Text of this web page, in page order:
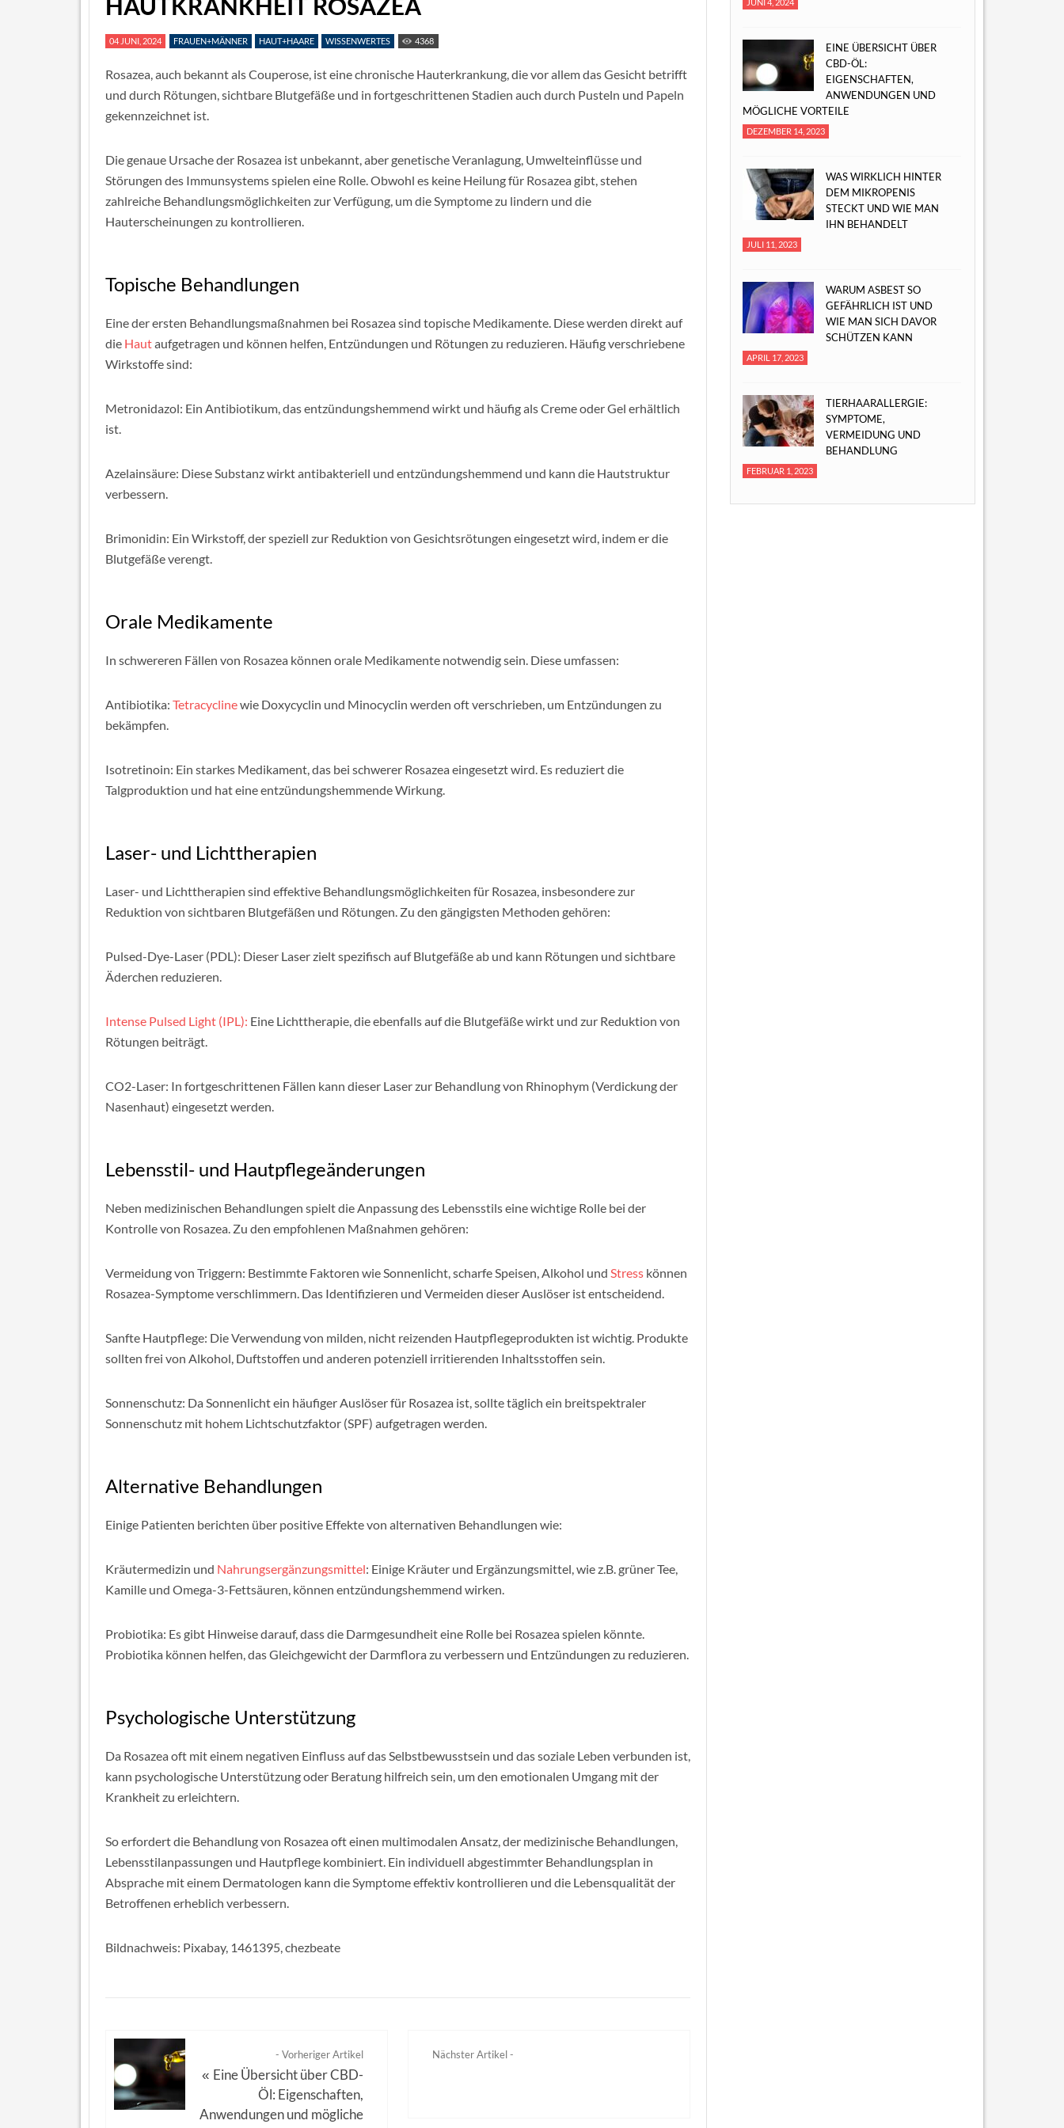
04 JUNI, 2024 FRAUEN+MÄNNER HAUT+HAARE WISSENWERTES 4368
Rosazea, auch bekannt als Couperose, ist eine chronische Hauterkrankung, die vor allem das Gesicht betrifft
und durch Rötungen, sichtbare Blutgefäße und in fortgeschrittenen Stadien auch durch Pusteln und Papeln
gekennzeichnet ist.
Die genaue Ursache der Rosazea ist unbekannt, aber genetische Veranlagung, Umwelteinflüsse und
Störungen des Immunsystems spielen eine Rolle. Obwohl es keine Heilung für Rosazea gibt, stehen
zahlreiche Behandlungsmöglichkeiten zur Verfügung, um die Symptome zu lindern und die
Hauterscheinungen zu kontrollieren.
Topische Behandlungen
Eine der ersten Behandlungsmaßnahmen bei Rosazea sind topische Medikamente. Diese werden direkt auf
die Hautaufgetragen und können helfen, Entzündungen und Rötungen zu reduzieren. Häufig verschriebene
Wirkstoffe sind:
Metronidazol: Ein Antibiotikum, das entzündungshemmend wirkt und häufig als Creme oder Gel erhältlich
ist.
Azelainsäure: Diese Substanz wirkt antibakteriell und entzündungshemmend und kann die Hautstruktur
verbessern.
Brimonidin: Ein Wirkstoff, der speziell zur Reduktion von Gesichtsrötungen eingesetzt wird, indem er die
Blutgefäße verengt.
Orale Medikamente
In schwereren Fällen von Rosazea können orale Medikamente notwendig sein. Diese umfassen:
Antibiotika: Tetracyclinewie Doxycyclin und Minocyclin werden oft verschrieben, um Entzündungen zu
bekämpfen.
Isotretinoin: Ein starkes Medikament, das bei schwerer Rosazea eingesetzt wird. Es reduziert die
Talgproduktion und hat eine entzündungshemmende Wirkung.
Laser- und Lichttherapien
Laser- und Lichttherapien sind effektive Behandlungsmöglichkeiten für Rosazea, insbesondere zur
Reduktion von sichtbaren Blutgefäßen und Rötungen. Zu den gängigsten Methoden gehören:
Pulsed-Dye-Laser (PDL): Dieser Laser zielt spezifisch auf Blutgefäße ab und kann Rötungen und sichtbare
Äderchen reduzieren.
Intense Pulsed Light (IPL): Eine Lichttherapie, die ebenfalls auf die Blutgefäße wirkt und zur Reduktion von
Rötungen beiträgt.
CO2-Laser: In fortgeschrittenen Fällen kann dieser Laser zur Behandlung von Rhinophym (Verdickung der
Nasenhaut) eingesetzt werden.
Lebensstil- und Hautpflegeänderungen
Neben medizinischen Behandlungen spielt die Anpassung des Lebensstils eine wichtige Rolle bei der
Kontrolle von Rosazea. Zu den empfohlenen Maßnahmen gehören:
Vermeidung von Triggern: Bestimmte Faktoren wie Sonnenlicht, scharfe Speisen, Alkohol und Stress können
Rosazea-Symptome verschlimmern. Das Identifizieren und Vermeiden dieser Auslöser ist entscheidend.
Sanfte Hautpflege: Die Verwendung von milden, nicht reizenden Hautpflegeprodukten ist wichtig. Produkte
sollten frei von Alkohol, Duftstoffen und anderen potenziell irritierenden Inhaltsstoffen sein.
Sonnenschutz: Da Sonnenlicht ein häufiger Auslöser für Rosazea ist, sollte täglich ein breitspektraler
Sonnenschutz mit hohem Lichtschutzfaktor (SPF) aufgetragen werden.
Alternative Behandlungen
Einige Patienten berichten über positive Effekte von alternativen Behandlungen wie:
Kräutermedizin und Nahrungsergänzungsmittel: Einige Kräuter und Ergänzungsmittel, wie z.B. grüner Tee,
Kamille und Omega-3-Fettsäuren, können entzündungshemmend wirken.
Probiotika: Es gibt Hinweise darauf, dass die Darmgesundheit eine Rolle bei Rosazea spielen könnte.
Probiotika können helfen, das Gleichgewicht der Darmflora zu verbessern und Entzündungen zu reduzieren.
Psychologische Unterstützung
Da Rosazea oft mit einem negativen Einfluss auf das Selbstbewusstsein und das soziale Leben verbunden ist,
kann psychologische Unterstützung oder Beratung hilfreich sein, um den emotionalen Umgang mit der
Krankheit zu erleichtern.
So erfordert die Behandlung von Rosazea oft einen multimodalen Ansatz, der medizinische Behandlungen,
Lebensstilanpassungen und Hautpflege kombiniert. Ein individuell abgestimmter Behandlungsplan in
Absprache mit einem Dermatologen kann die Symptome effektiv kontrollieren und die Lebensqualität der
Betroffenen erheblich verbessern.
Bildnachweis: Pixabay, 1461395, chezbeate
- Vorheriger Artikel
« Eine Übersicht über CBD-
Öl: Eigenschaften,
Anwendungen und mögliche
Nächster Artikel -
EINE ÜBERSICHT ÜBER
CBD-ÖL:
EIGENSCHAFTEN,
ANWENDUNGEN UND
MÖGLICHE VORTEILE
DEZEMBER 14, 2023
WAS WIRKLICH HINTER
DEM MIKROPENIS
STECKT UND WIE MAN
IHN BEHANDELT
JULI 11, 2023
WARUM ASBEST SO
GEFÄHRLICH IST UND
WIE MAN SICH DAVOR
SCHÜTZEN KANN
APRIL 17, 2023
TIERHAARALLERGIE:
SYMPTOME,
VERMEIDUNG UND
BEHANDLUNG
FEBRUAR 1, 2023